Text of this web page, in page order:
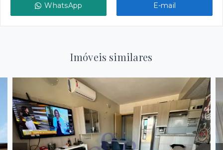
WhatsApp E-mail
Imóveis similares